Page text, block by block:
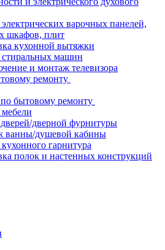
варочных панелей,
шкафов, плит
кухонной вытяжки
машин
и монтаж телевизора
ремонту
бытовому ремонту
дверной фурнитуры
ванны/душевой кабины
гарнитура
полок и настенных конструкций